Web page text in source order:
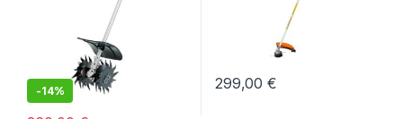
-14% 299,00€